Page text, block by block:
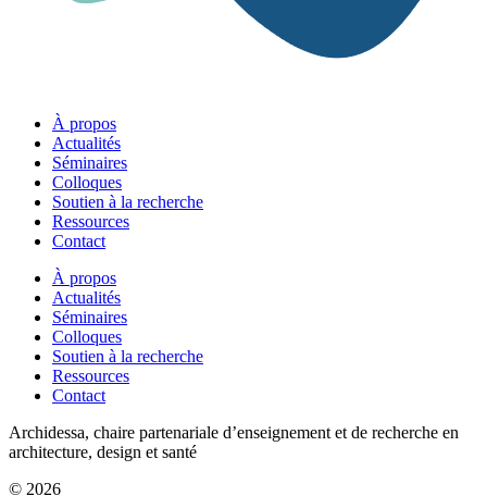
À propos
Actualités
Séminaires
Colloques
Soutien à la recherche
Ressources
Contact
À propos
Actualités
Séminaires
Colloques
Soutien à la recherche
Ressources
Contact
Archidessa, chaire partenariale d’enseignement et de recherche en
architecture, design et santé
© 2026